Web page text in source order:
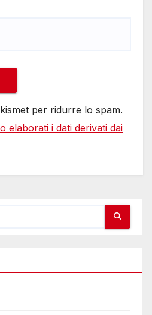
per ridurre lo spam.
elaborati i dati derivati dai